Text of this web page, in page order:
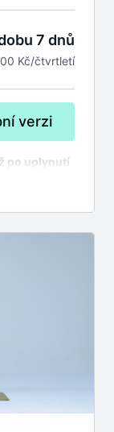
7 dnů
Kč/čtvrtletí
verzi
po uplynutí
zrušit